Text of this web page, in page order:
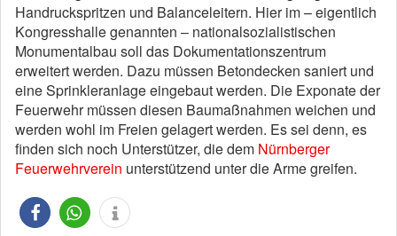
Handruckspritzen und Balanceleitern. Hier im – eigentlich
Kongresshalle genannten – nationalsozialistischen
Monumentalbau soll das Dokumentationszentrum
erweitert werden. Dazu müssen Betondecken saniert und
eine Sprinkleranlage eingebaut werden. Die Exponate der
Feuerwehr müssen diesen Baumaßnahmen weichen und
werden wohl im Freien gelagert werden. Es sei denn, es
finden sich noch Unterstützer, die dem Nürnberger
Feuerwehrverein unterstützend unter die Arme greifen.